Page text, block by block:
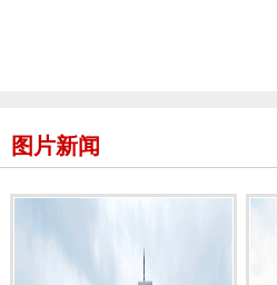
图片新闻